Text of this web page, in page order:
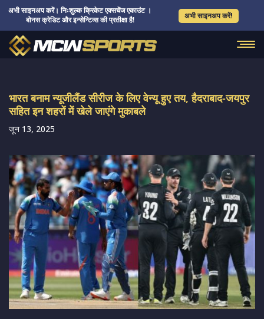
अभी साइनअप करें। निःशुल्क क्रिकेट एक्सचेंज एकाउंट ।
बोनस क्रेडिट और इन्सेन्टिव्स की प्रतीक्षा है!
अभी साइनअप करें!
भारत बनाम न्यूजीलैंड सीरीज के लिए वेन्यू हुए तय, हैदराबाद-जयपुर
सहित इन शहरों में खेले जाएंगे मुकाबले
जून 13, 2025